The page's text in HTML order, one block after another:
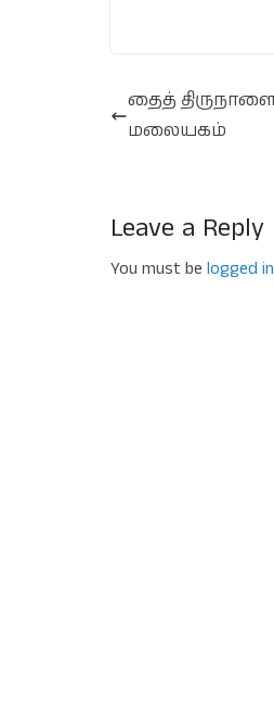
தைத்
மலையகம்
Leave a Reply
You must be logged in